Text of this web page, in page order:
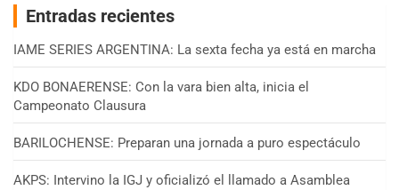
Entradas recientes
IAME SERIES ARGENTINA: La sexta fecha ya está en marcha
KDO BONAERENSE: Con la vara bien alta, inicia el
Campeonato Clausura
BARILOCHENSE: Preparan una jornada a puro espectáculo
AKPS: Intervino la IGJ y oficializó el llamado a Asamblea